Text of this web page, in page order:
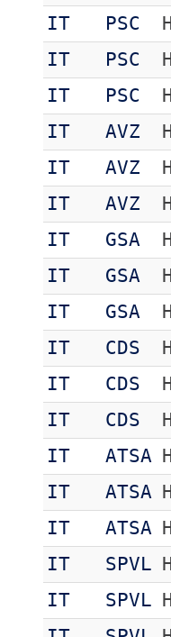
IT
PSC
IT
PSC
IT
PSC
IT
AVZ
IT
AVZ
IT
AVZ
IT
GSA
IT
GSA
IT
GSA
IT
CDS
IT
CDS
IT
CDS
IT
ATSA
IT
ATSA
IT
ATSA
IT
SPVL
IT
SPVL